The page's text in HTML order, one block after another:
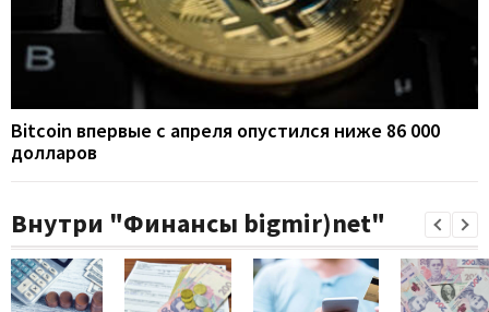
Bitcoin впервые с апреля опустился ниже 86 000
долларов
Внутри "Финансы bigmir)net"